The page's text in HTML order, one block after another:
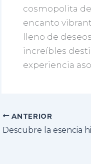
cosmopolita
encanto
lleno de
increíbles
experiencia
ANTERIOR